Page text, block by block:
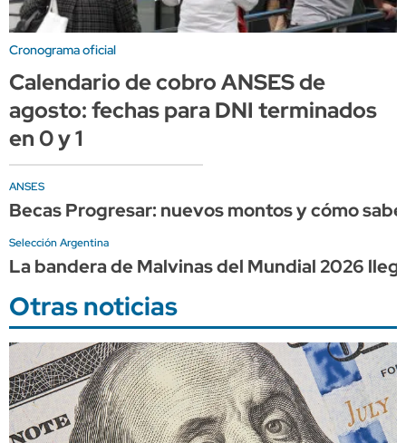
Cronograma oficial
Calendario de cobro ANSES de
agosto: fechas para DNI terminados
en 0 y 1
ANSES
Becas Progresar: nuevos montos y cómo
Selección Argentina
La bandera de Malvinas del Mundial 2026
Otras noticias